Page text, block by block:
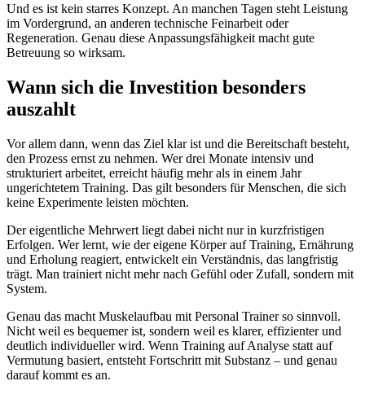
Und es ist kein starres Konzept. An manchen Tagen steht Leistung
im Vordergrund, an anderen technische Feinarbeit oder
Regeneration. Genau diese Anpassungsfähigkeit macht gute
Betreuung so wirksam.
Wann sich die Investition besonders
auszahlt
Vor allem dann, wenn das Ziel klar ist und die Bereitschaft besteht,
den Prozess ernst zu nehmen. Wer drei Monate intensiv und
strukturiert arbeitet, erreicht häufig mehr als in einem Jahr
ungerichtetem Training. Das gilt besonders für Menschen, die sich
keine Experimente leisten möchten.
Der eigentliche Mehrwert liegt dabei nicht nur in kurzfristigen
Erfolgen. Wer lernt, wie der eigene Körper auf Training, Ernährung
und Erholung reagiert, entwickelt ein Verständnis, das langfristig
trägt. Man trainiert nicht mehr nach Gefühl oder Zufall, sondern mit
System.
Genau das macht Muskelaufbau mit Personal Trainer so sinnvoll.
Nicht weil es bequemer ist, sondern weil es klarer, effizienter und
deutlich individueller wird. Wenn Training auf Analyse statt auf
Vermutung basiert, entsteht Fortschritt mit Substanz – und genau
darauf kommt es an.